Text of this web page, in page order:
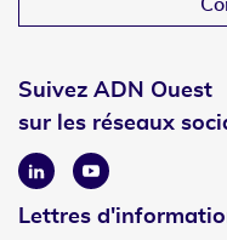
Suivez ADN Ouest
sur les réseaux
LinkedinYoutube
Lettres